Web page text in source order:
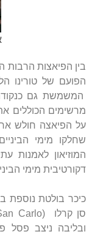
בין הפיאצות הרבות
המשמשת גם
מרשימים הכוללים
שחלקו מימי
המוזיאון לאמנות
דקורטיבית מימי
כיכר בולטת נוספת
ובליבה ניצב פסל